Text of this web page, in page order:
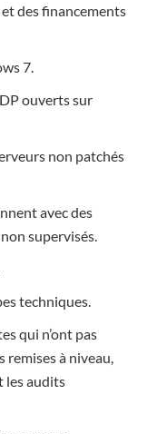
des financements
7.
ouverts sur
non patchés
avec des
supervisés.
techniques.
qui n’ont pas
remises à niveau,
les audits